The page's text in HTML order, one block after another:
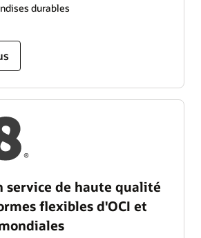
durables
service de haute qualité
flexibles d'OCI et